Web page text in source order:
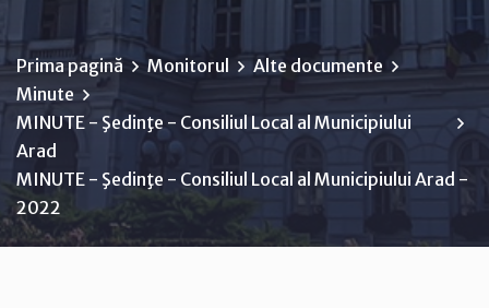
Prima pagină Monitorul
Alte documente
Minute
MINUTE - Şedinţe - Consiliul Local al Municipiului
Arad
MINUTE - Şedinţe - Consiliul Local al Municipiului Arad -
2022